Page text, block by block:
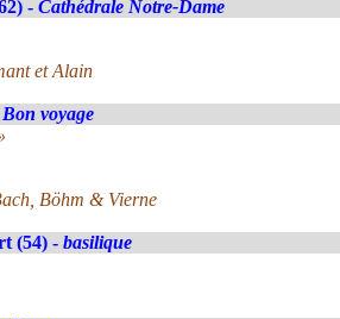
- Cathédrale Notre-Dame
et Alain
voyage
Böhm & Vierne
(54) - basilique